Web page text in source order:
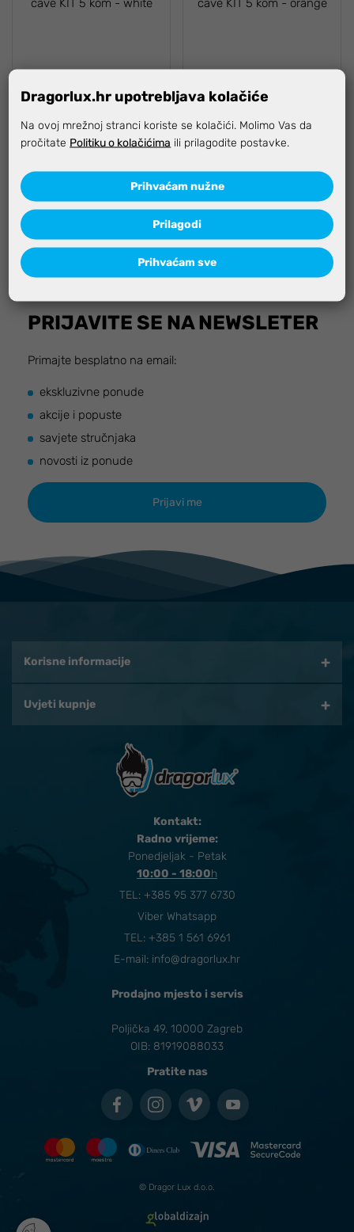
cave KIT 5 kom - white
cave KIT 5 kom - orange
PRIJAVITE SE NA NEWSLETER
Primajte besplatno na email:
ekskluzivne ponude
akcije i popuste
savjete stručnjaka
novosti iz ponude
Korisne informacije
Uvjeti kupnje
Kontakt:
Radno vrijeme:
Ponedjeljak - Petak
10:00 - 18:00​h
TEL: +385 95 377 6730
Viber Whatsapp
TEL: +385 1 561 6961
E-mail: info@dragorlux.hr
Prodajno mjesto i servis
Poljička 49, 10000 Zagreb
OIB: 81919088033
Pratite nas
© Dragor Lux d.o.o.
Dragorlux.hr upotrebljava kolačiće
Na ovoj mrežnoj stranci koriste se kolačići. Molimo Vas da
pročitate Politiku o kolačićima ili prilagodite postavke.
Prihvaćam nužne
Prilagodi
Prihvaćam sve